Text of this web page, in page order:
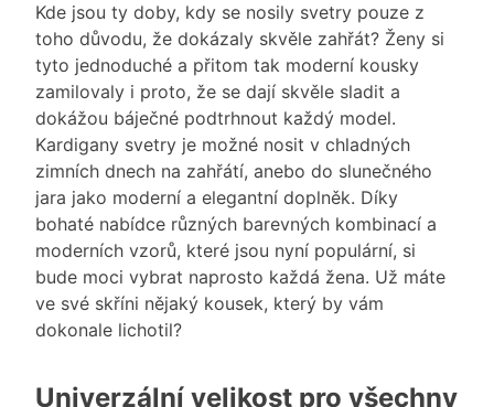
Kde jsou ty doby, kdy se nosily svetry pouze z
toho důvodu, že dokázaly skvěle zahřát? Ženy si
tyto jednoduché a přitom tak moderní kousky
zamilovaly i proto, že se dají skvěle sladit a
dokážou báječné podtrhnout každý model.
Kardigany svetry je možné nosit v chladných
zimních dnech na zahřátí, anebo do slunečného
jara jako moderní a elegantní doplněk. Díky
bohaté nabídce různých barevných kombinací a
moderních vzorů, které jsou nyní populární, si
bude moci vybrat naprosto každá žena. Už máte
ve své skříni nějaký kousek, který by vám
dokonale lichotil?
Univerzální velikost pro všechny